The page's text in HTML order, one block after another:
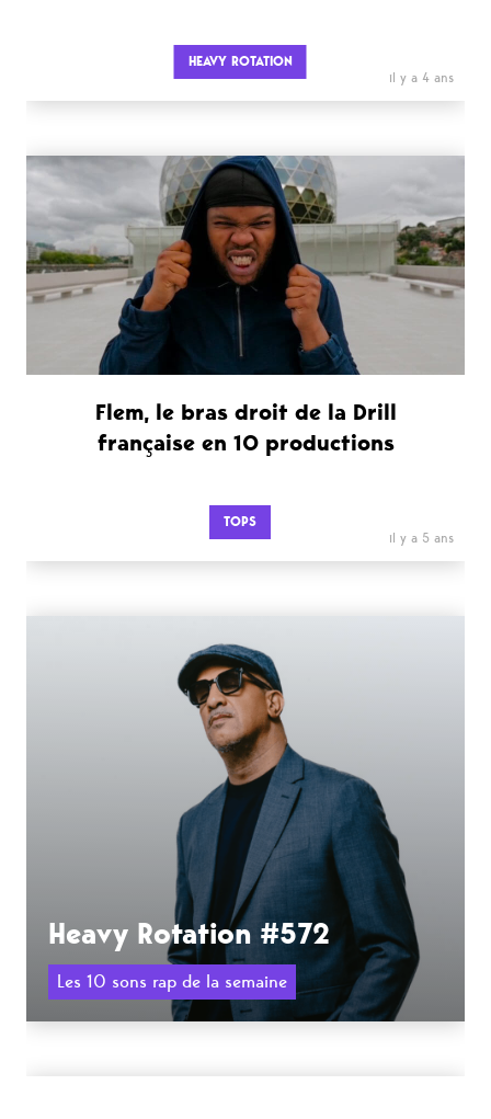
HEAVY ROTATION
il y a 4 ans
Flem, le bras droit de la Drill
française en 10 productions
TOPS
il y a 5 ans
Heavy Rotation #572
Les 10 sons rap de la semaine